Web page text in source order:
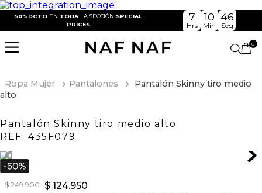
50%DCTO EN TODA LA SECCIÓN SPECIAL
PRICES
7
Hrs
10
Min
45
Seg
0
Ropa Mujer Pantalones
Pantalón Skinny tiro medio
alto
Pantalón Skinny tiro medio alto
REF: 435F079
$ 249.900 $ 124.950